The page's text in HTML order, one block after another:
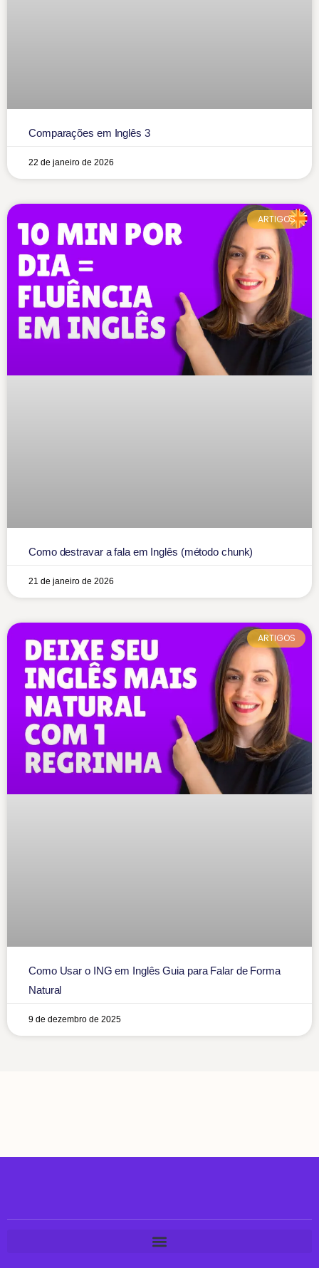
Comparações em Inglês 3
22 de janeiro de 2026
ARTIGOS
Como destravar a fala em Inglês (método chunk)
21 de janeiro de 2026
ARTIGOS
Como Usar o ING em Inglês Guia para Falar de Forma
Natural
9 de dezembro de 2025